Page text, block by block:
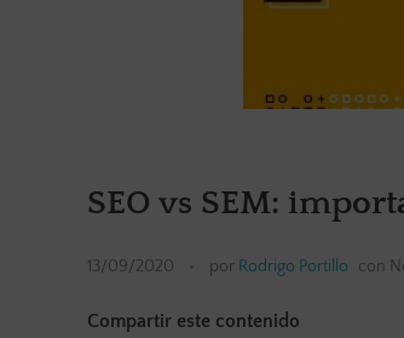
SEO vs SEM:
13/09/2020 por Rodrigo Portillo con
Compartir este contenido